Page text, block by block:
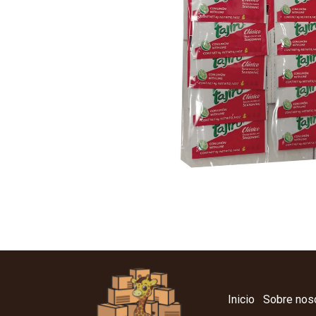
Inicio Sobre